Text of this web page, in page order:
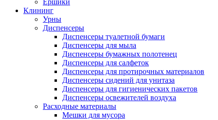
Ершики
Клининг
Урны
Диспенсеры
Диспенсеры туалетной бумаги
Диспенсеры для мыла
Диспенсеры бумажных полотенец
Диспенсеры для салфеток
Диспенсеры для протирочных материалов
Диспенсеры сидений для унитаза
Диспенсеры для гигиенических пакетов
Диспенсеры освежителей воздуха
Расходные материалы
Мешки для мусора